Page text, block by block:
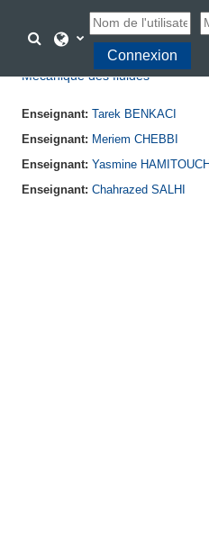
Activer/désactiver la
Connexion
Mécanique des fluides
Enseignant:Tarek BENKACI
Enseignant: Meriem CHEBBI
Enseignant:Yasmine
Enseignant:Chahrazed SALHI